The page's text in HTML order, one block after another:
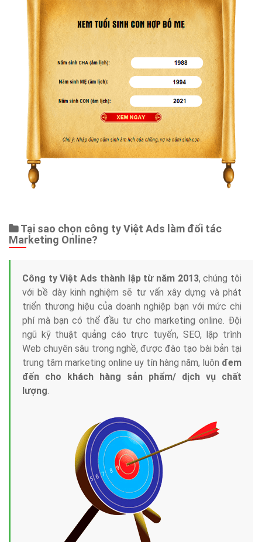
Tại sao chọn công ty Việt Ads làm đối tác
Marketing Online?
Công ty Việt Ads thành lập từ năm 2013, chúng tôi
với bề dày kinh nghiệm sẽ tư vấn xây dựng và phát
triển thương hiệu của doanh nghiệp bạn với mức chi
phí mà bạn có thể đầu tư cho marketing online. Đội
ngũ kỹ thuật quảng cáo trực tuyến, SEO, lập trình
Web chuyên sâu trong nghề, được đào tạo bài bản tại
trung tâm marketing online uy tín hàng năm, luôn đem
đến cho khách hàng sản phẩm/ dịch vụ chất
lượng.